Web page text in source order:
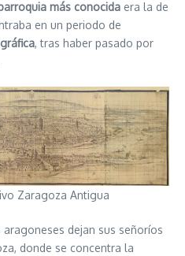
más conocida era la de
en un periodo de
, tras haber pasado por
Zaragoza Antigua
dejan sus señoríos
donde se concentra la